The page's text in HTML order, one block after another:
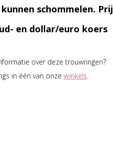
schommelen.
en dollar/euro koers
over deze trouwringen?
in één van onze winkels.